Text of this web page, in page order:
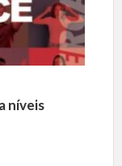
níveis